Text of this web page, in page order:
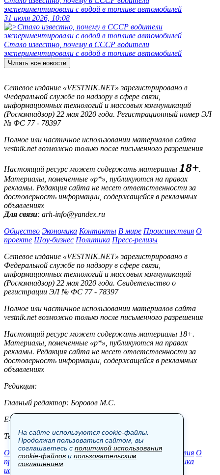
экспериментировали с водой в топливе автомобилей
31 июля 2026, 10:08
Стало известно, почему в СССР водители
экспериментировали с водой в топливе автомобилей
Читать все новости
Сетевое издание «VESTNIK.NET» зарегистрировано в
Федеральной службе по надзору в сфере связи,
информационных технологий и массовых коммуникаций
(Роскомнадзор) 22 мая 2020 года. Регистрационный номер ЭЛ
№ ФС 77 - 78397
Полное или частичное использовании материалов сайта
vestnik.net возможно только после письменного разрешения
Настоящий ресурс может содержать материалы 18+.
Материалы, помеченные «р*», публикуются на правах
рекламы. Редакция сайта не несет ответственности за
достоверность информации, содержащейся в рекламных
объявлениях
Для связи: arh-info@yandex.ru
Общество Экономика Контакты В мире Происшествия О
проекте Шоу-бизнес Политика Пресс-релизы
Сетевое издание «VESTNIK.NET» зарегистрировано в
Федеральной службе по надзору в сфере связи,
информационных технологий и массовых коммуникаций
(Роскомнадзор) 22 мая 2020 года. Свидетельство о
регистрации ЭЛ № ФС 77 - 78397
Полное или частичное использовании материалов сайта
vestnik.net возможно только после письменного разрешения
Настоящий ресурс может содержать материалы 18+.
Материалы, помеченные «р*», публикуются на правах
рекламы. Редакция сайта не несет ответственности за
достоверность информации, содержащейся в рекламных
объявлениях
Редакция:
Главный редактор: Боровов М.С.
E-mail: site@vestnik.net, reb.msk@yandex.ru
Тел.: +7 (921) 720-00-97
Общество Экономика Контакты В мире Происшествия О
проекте Шоу-бизнес Политика Пресс-релизы
Политика
использования cookie-файлов
На сайте используются cookie-файлы.
Продолжая пользоваться сайтом, вы
соглашаетесь с политикой использования
cookie-файлов и пользовательским
соглашением